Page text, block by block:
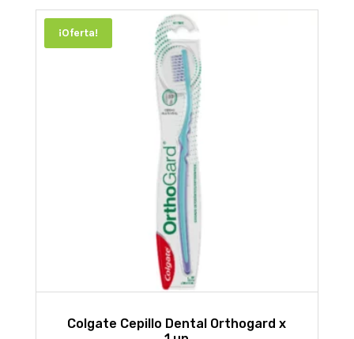
¡Oferta!
Colgate Cepillo Dental Orthogard x